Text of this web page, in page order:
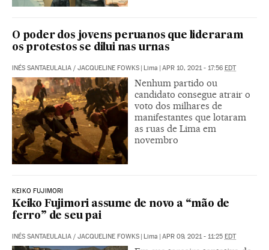
O poder dos jovens peruanos que lideraram
os protestos se dilui nas urnas
INÉS SANTAEULALIA / JACQUELINE FOWKS | Lima | APR 10, 2021 - 17:56 EDT
Nenhum partido ou
candidato consegue atrair o
voto dos milhares de
manifestantes que lotaram
as ruas de Lima em
novembro
KEIKO FUJIMORI
Keiko Fujimori assume de novo a “mão de
ferro” de seu pai
INÉS SANTAEULALIA / JACQUELINE FOWKS | Lima | APR 09, 2021 - 11:25 EDT